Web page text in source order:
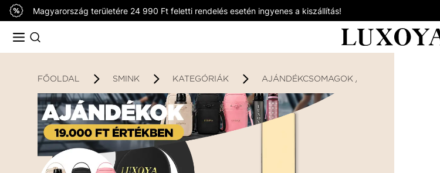
Magyarország területére 24 990 Ft feletti rendelés esetén ingyenes a kiszállítás!
FŐOLDAL SMINK KATEGÓRIÁK AJÁNDÉKCSOMAGOK / AJÁNDÉKKÁRTYÁK